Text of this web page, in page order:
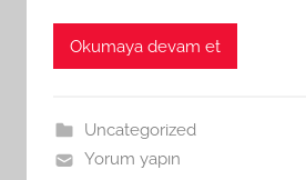
Okumaya devam et
Uncategorized
Yorum yapın